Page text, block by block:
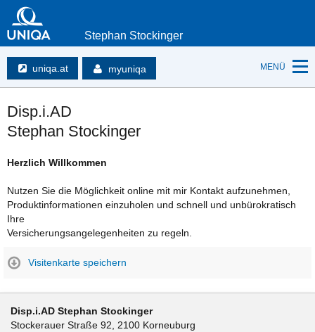
Stephan Stockinger
uniqa.at myuniqa MENÜ
Disp.i.AD
Stephan Stockinger
Herzlich Willkommen
Nutzen Sie die Möglichkeit online mit mir Kontakt aufzunehmen,
Produktinformationen einzuholen und schnell und unbürokratisch
Ihre
Versicherungsangelegenheiten zu regeln.
Visitenkarte speichern
Disp.i.AD Stephan Stockinger
Stockerauer Straße 92
2100 Korneuburg